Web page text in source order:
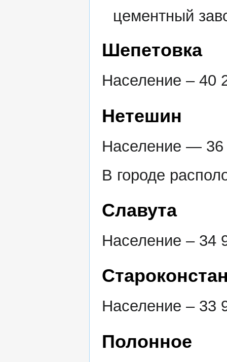
цементный
Шепетовка
Население – 40
Нетешин
Население — 36
В городе
Славута
Население – 34
Население – 33
Полонное